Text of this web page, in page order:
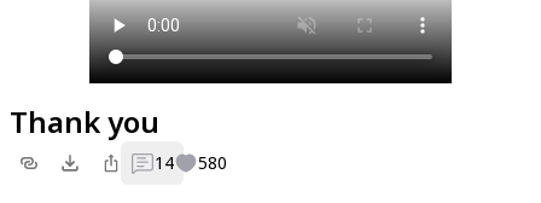
Thank you
14 580